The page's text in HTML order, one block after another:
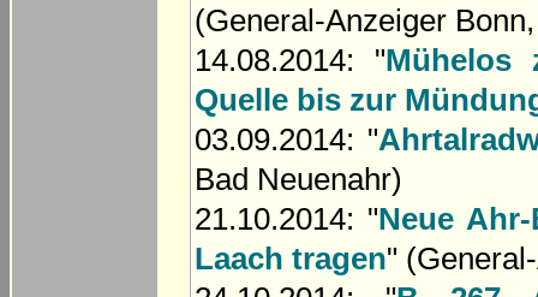
(General-Anzeiger
14.08.2014: "Mühelos
Quelle bis zur
03.09.2014: "
Bad Neuenahr)
21.10.2014: "Neue
Laach tragen"